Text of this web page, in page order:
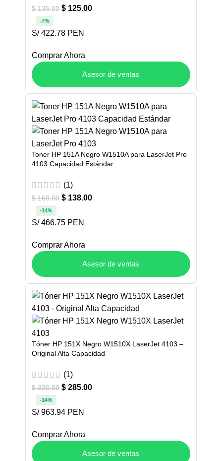
$135.00 $ 125.00
-7%
S/ 422.78 PEN
Comprar Ahora
Asesor de ventas
Toner HP 151A Negro W1510A para LaserJet Pro
4103 Capacidad Estándar
(1)
$160.00 $ 138.00
-14%
S/ 466.75 PEN
Comprar Ahora
Asesor de ventas
Tóner HP 151X Negro W1510X LaserJet 4103 –
Original Alta Capacidad
(1)
$330.00 $ 285.00
-14%
S/ 963.94 PEN
Comprar Ahora
Asesor de ventas